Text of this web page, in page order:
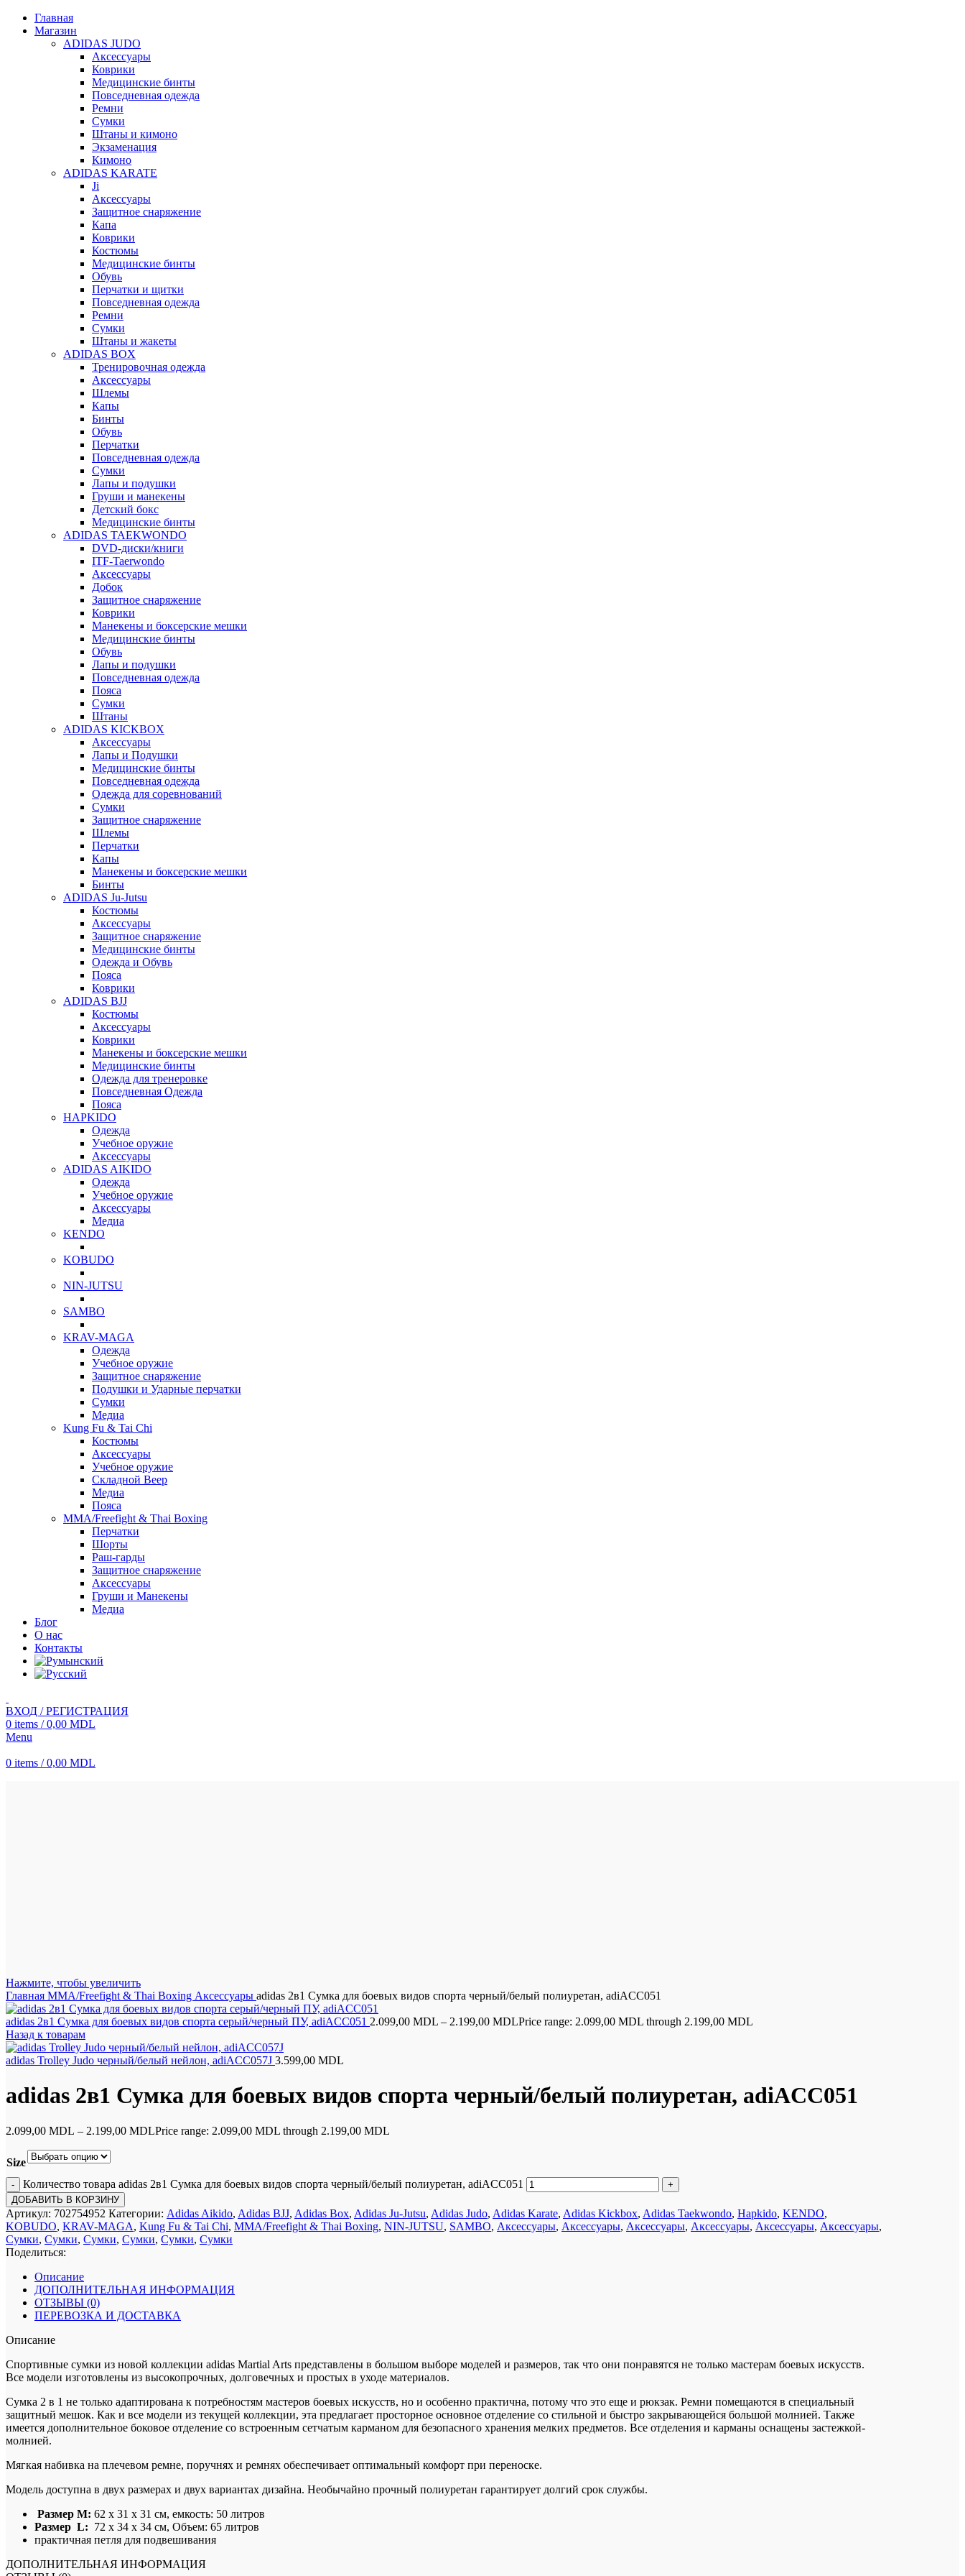
Главная
Магазин
ADIDAS JUDO
Аксессуары
Коврики
Медицинские бинты
Повседневная одежда
Ремни
Сумки
Штаны и кимоно
Экзаменация
Кимоно
ADIDAS KARATE
Ji
Аксессуары
Защитное снаряжение
Капа
Коврики
Костюмы
Медицинские бинты
Обувь
Перчатки и щитки
Повседневная одежда
Ремни
Сумки
Штаны и жакеты
ADIDAS BOX
Тренировочная одежда
Аксессуары
Шлемы
Капы
Бинты
Обувь
Перчатки
Повседневная одежда
Сумки
Лапы и подушки
Груши и манекены
Детский бокс
Медицинские бинты
ADIDAS TAEKWONDO
DVD-диски/книги
ITF-Taerwondo
Аксессуары
Добок
Защитное снаряжение
Коврики
Манекены и боксерские мешки
Медицинские бинты
Обувь
Лапы и подушки
Повседневная одежда
Пояса
Сумки
Штаны
ADIDAS KICKBOX
Аксессуары
Лапы и Подушки
Медицинские бинты
Повседневная одежда
Одежда для соревнований
Сумки
Защитное снаряжение
Шлемы
Перчатки
Капы
Манекены и боксерские мешки
Бинты
ADIDAS Ju-Jutsu
Костюмы
Аксессуары
Защитное снаряжение
Медицинские бинты
Одежда и Обувь
Пояса
Коврики
ADIDAS BJJ
Костюмы
Аксессуары
Коврики
Манекены и боксерские мешки
Медицинские бинты
Одежда для тренеровке
Повседневная Одежда
Пояса
HAPKIDO
Одежда
Учебное оружие
Аксессуары
ADIDAS AIKIDO
Одежда
Учебное оружие
Аксессуары
Медиа
KENDO
KOBUDO
NIN-JUTSU
SAMBO
KRAV-MAGA
Одежда
Учебное оружие
Защитное снаряжение
Подушки и Ударные перчатки
Сумки
Медиа
Kung Fu & Tai Chi
Костюмы
Аксессуары
Учебное оружие
Складной Веер
Медиа
Пояса
MMA/Freefight & Thai Boxing
Перчатки
Шорты
Раш-гарды
Защитное снаряжение
Аксессуары
Груши и Манекены
Медиа
Блог
О нас
Контакты
ВХОД / РЕГИСТРАЦИЯ
0 items / 0,00 MDL
Menu
0 items / 0,00 MDL
Нажмите, чтобы увеличить
Главная MMA/Freefight & Thai Boxing Аксессуары adidas 2в1 Сумка для боевых видов спорта черный/белый полиуретан, adiACC051
adidas 2в1 Сумка для боевых видов спорта серый/черный ПУ, adiACC051 2.099,00 MDL – 2.199,00 MDLPrice range: 2.099,00 MDL through 2.199,00 MDL
Назад к товарам
adidas Trolley Judo черный/белый нейлон, adiACC057J 3.599,00 MDL
adidas 2в1 Сумка для боевых видов спорта черный/белый полиуретан, adiACC051
2.099,00 MDL – 2.199,00 MDLPrice range: 2.099,00 MDL through 2.199,00 MDL
Size
Количество товара adidas 2в1 Сумка для боевых видов спорта черный/белый полиуретан, adiACC051
ДОБАВИТЬ В КОРЗИНУ
Артикул: 702754952 Категории: Adidas Aikido, Adidas BJJ, Adidas Box, Adidas Ju-Jutsu, Adidas Judo, Adidas Karate, Adidas Kickbox, Adidas Taekwondo, Hapkido, KENDO,
KOBUDO, KRAV-MAGA, Kung Fu & Tai Chi, MMA/Freefight & Thai Boxing, NIN-JUTSU, SAMBO, Аксессуары, Аксессуары, Аксессуары, Аксессуары, Аксессуары, Аксессуары,
Сумки, Сумки, Сумки, Сумки, Сумки, Сумки
Поделиться:
Описание
ДОПОЛНИТЕЛЬНАЯ ИНФОРМАЦИЯ
ОТЗЫВЫ (0)
ПЕРЕВОЗКА И ДОСТАВКА
Описание
Спортивные сумки из новой коллекции adidas Martial Arts представлены в большом выборе моделей и размеров, так что они понравятся не только мастерам боевых искусств.
Все модели изготовлены из высокопрочных, долговечных и простых в уходе материалов.
Сумка 2 в 1 не только адаптирована к потребностям мастеров боевых искусств, но и особенно практична, потому что это еще и рюкзак. Ремни помещаются в специальный
защитный мешок. Как и все модели из текущей коллекции, эта предлагает просторное основное отделение со стильной и быстро закрывающейся большой молнией. Также
имеется дополнительное боковое отделение со встроенным сетчатым карманом для безопасного хранения мелких предметов. Все отделения и карманы оснащены застежкой-
молнией.
Мягкая набивка на плечевом ремне, поручнях и ремнях обеспечивает оптимальный комфорт при переноске.
Модель доступна в двух размерах и двух вариантах дизайна. Необычайно прочный полиуретан гарантирует долгий срок службы.
Размер М: 62 x 31 x 31 см, емкость: 50 литров
Размер L: 72 x 34 x 34 см, Oбъем: 65 литров
практичная петля для подвешивания
ДОПОЛНИТЕЛЬНАЯ ИНФОРМАЦИЯ